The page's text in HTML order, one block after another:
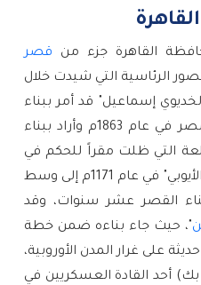
القاهرة جزء من
قصر
إسماعيل" قد أمر ببناء